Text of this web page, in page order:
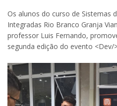
Os alunos do curso de Sistemas
Integradas Rio Branco Granja
professor Luis Fernando,
segunda edição do evento <Dev/